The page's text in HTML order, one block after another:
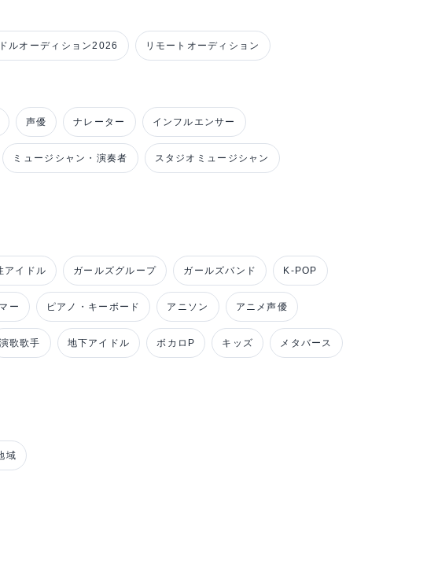
ルオーディション2026 リモートオーディション
声優 ナレーター インフルエンサー
ミュージシャン・演奏者 スタジオミュージシャン
アイドル ガールズグループ ガールズバンド K-POP
ー ピアノ・キーボード アニソン アニメ声優
演歌歌手 地下アイドル ボカロP キッズ メタバース
域